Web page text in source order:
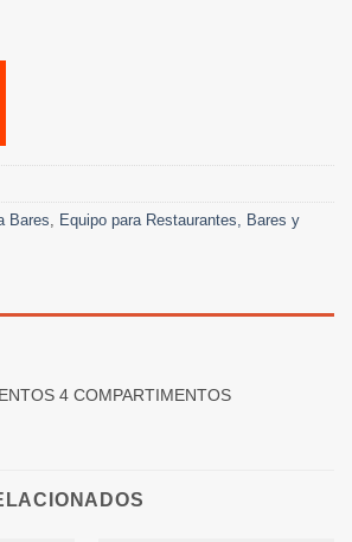
Bares, Equipo para Restaurantes, Bares y
4 COMPARTIMENTOS